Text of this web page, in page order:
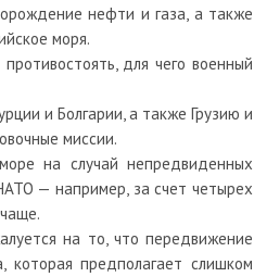
нефти и газа, а также
моря.
для чего военный
и Болгарии, а также Грузию и
миссии.
на случай непредвиденных
— например, за счет четырех
на то, что передвижение
которая предполагает слишком